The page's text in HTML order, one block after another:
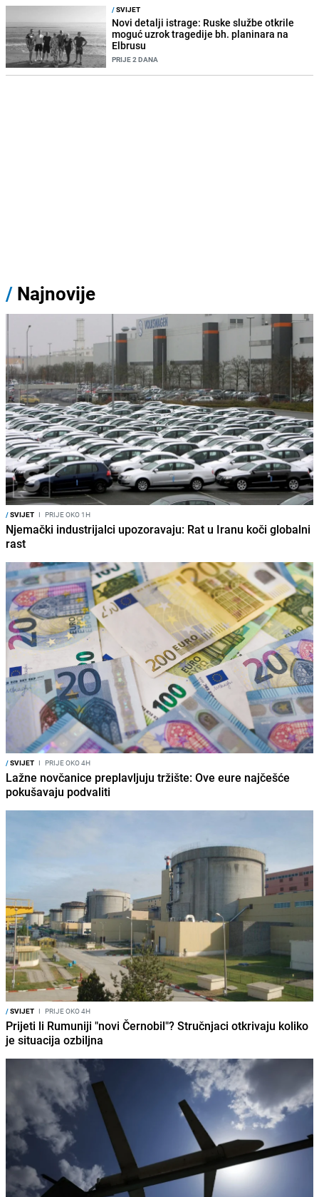
/SVIJET
Novi detalji istrage: Ruske službe otkrile
moguć uzrok tragedije bh. planinara na
Elbrusu
PRIJE 2 DANA
/ Najnovije
/SVIJET I PRIJE OKO 1H
Njemački industrijalci upozoravaju: Rat u Iranu koči globalni
rast
/SVIJET I PRIJE OKO 4H
Lažne novčanice preplavljuju tržište: Ove eure najčešće
pokušavaju podvaliti
/SVIJET I PRIJE OKO 4H
Prijeti li Rumuniji "novi Černobil"? Stručnjaci otkrivaju koliko
je situacija ozbiljna